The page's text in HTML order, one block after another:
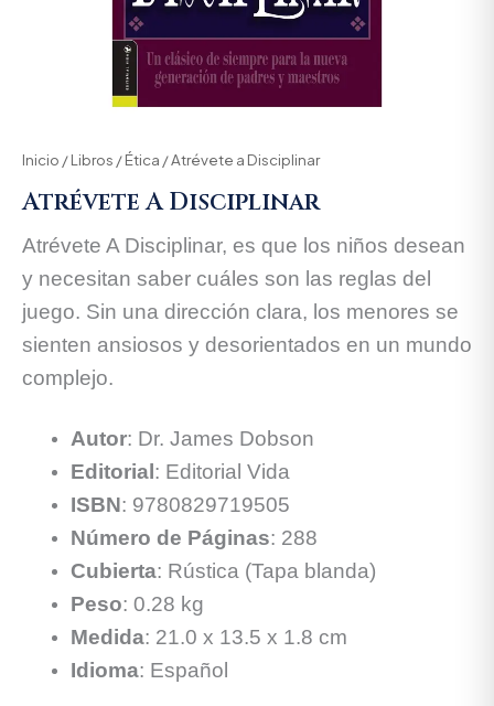
Inicio /Libros /Ética / Atrévete a Disciplinar
Atrévete A Disciplinar
Atrévete A Disciplinar, es que los niños desean
y necesitan saber cuáles son las reglas del
juego. Sin una dirección clara, los menores se
sienten ansiosos y desorientados en un mundo
complejo.
Autor: Dr. James Dobson
Editorial : Editorial Vida
ISBN: 9780829719505
Número de Páginas: 288
Cubierta: Rústica (Tapa blanda)
Peso: 0.28 kg
Medida: 21.0 x 13.5 x 1.8 cm
Idioma: Español